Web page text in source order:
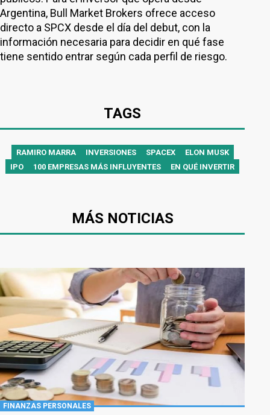
Argentina, Bull Market Brokers ofrece acceso
directo a SPCX desde el día del debut, con la
información necesaria para decidir en qué fase
tiene sentido entrar según cada perfil de riesgo.
TAGS
RAMIRO MARRA INVERSIONES SPACEX
ELON MUSK
IPO
100 EMPRESAS MÁS INFLUYENTES EN QUÉ INVERTIR
MÁS NOTICIAS
FINANZAS PERSONALES